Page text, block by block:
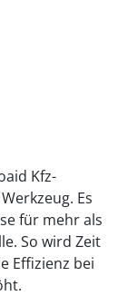
Kfz-
Es
für mehr als
So wird Zeit
Effizienz bei